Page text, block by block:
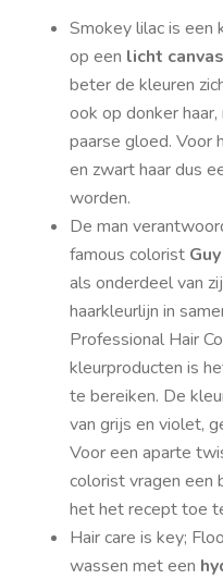
Smokey lilac is
op een licht canvas
beter de kleuren
ook op donker
paarse gloed. Voor
en zwart haar dus
worden.
De man
famous colorist
als onderdeel van
haarkleurlijn in
Professional Hair
kleurproducten is
te bereiken. De
van grijs en violet,
Voor een aparte
colorist vragen een
het het recept toe
Hair care is key;
wassen met een